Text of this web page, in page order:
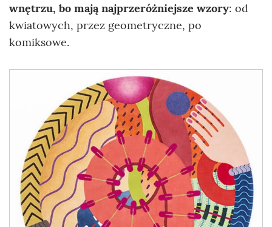
wnętrzu, bo mają najprzeróżniejsze wzory: od
kwiatowych, przez geometryczne, po
komiksowe.